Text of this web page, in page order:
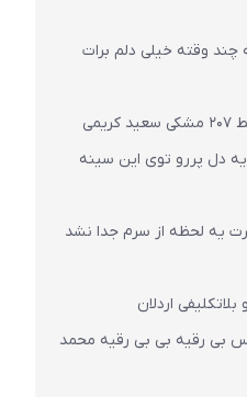
وقته خیلی دلم برات
دل پررو توی این سینه
یه لحظه از سرم جدا نشد
اردلان
بی رقیه بی بی رقیه محمد